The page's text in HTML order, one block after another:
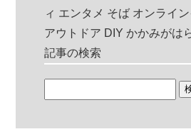
ィ エンタメ そば オンライ
アウトドア DIY かかみがは
記事の検索